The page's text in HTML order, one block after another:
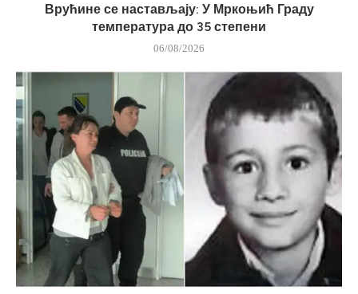
Врућине се настављају: У Мркоњић Граду
температура до 35 степени
06/08/2026